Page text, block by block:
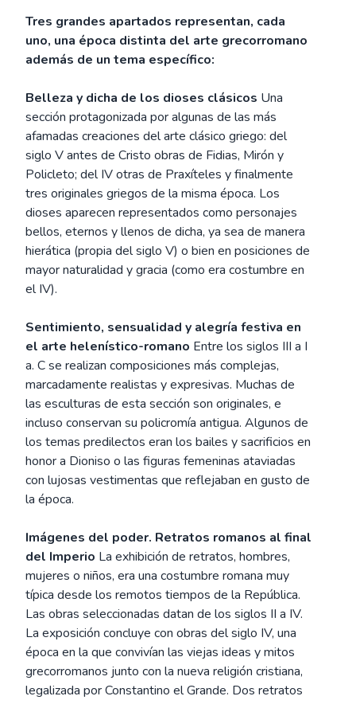
Tres grandes apartados representan, cada
uno, una época distinta del arte grecorromano
además de un tema específico:
Belleza y dicha de los dioses clásicos Una
sección protagonizada por algunas de las más
afamadas creaciones del arte clásico griego: del
siglo V antes de Cristo obras de Fidias, Mirón y
Policleto; del IV otras de Praxíteles y finalmente
tres originales griegos de la misma época. Los
dioses aparecen representados como personajes
bellos, eternos y llenos de dicha, ya sea de manera
hierática (propia del siglo V) o bien en posiciones de
mayor naturalidad y gracia (como era costumbre en
el IV).
Sentimiento, sensualidad y alegría festiva en
el arte helenístico-romano Entre los siglos III a I
a. C se realizan composiciones más complejas,
marcadamente realistas y expresivas. Muchas de
las esculturas de esta sección son originales, e
incluso conservan su policromía antigua. Algunos de
los temas predilectos eran los bailes y sacrificios en
honor a Dioniso o las figuras femeninas ataviadas
con lujosas vestimentas que reflejaban en gusto de
la época.
Imágenes del poder. Retratos romanos al final
del Imperio La exhibición de retratos, hombres,
mujeres o niños, era una costumbre romana muy
típica desde los remotos tiempos de la República.
Las obras seleccionadas datan de los siglos II a IV.
La exposición concluye con obras del siglo IV, una
época en la que convivían las viejas ideas y mitos
grecorromanos junto con la nueva religión cristiana,
legalizada por Constantino el Grande. Dos retratos